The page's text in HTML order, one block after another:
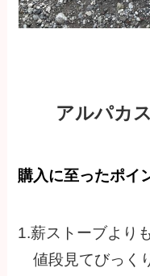
アルパカ
購入に至ったポイ
1.薪ストーブより
値段見てびっく